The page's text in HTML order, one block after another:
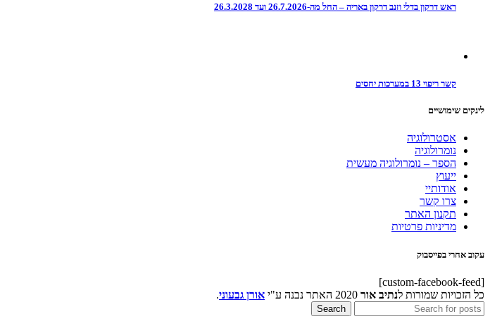
ראש דרקון בדלי וזנב דרקון באריה – החל מה-26.7.2026 ועד 26.3.2028
קשר ריפוי 13 במערכות יחסים
לינקים שימושיים
אסטרולוגיה
נומרולוגיה
הספר – נומרולוגיה מעשית
ייעוץ
אודותיי
צרו קשר
תקנון האתר
מדיניות פרטיות
עקוב אחרי בפייסבוק
[custom-facebook-feed]
כל הזכויות שמורות לנתיב אור 2020 האתר נבנה ע"י אורן גבעוני.
Search